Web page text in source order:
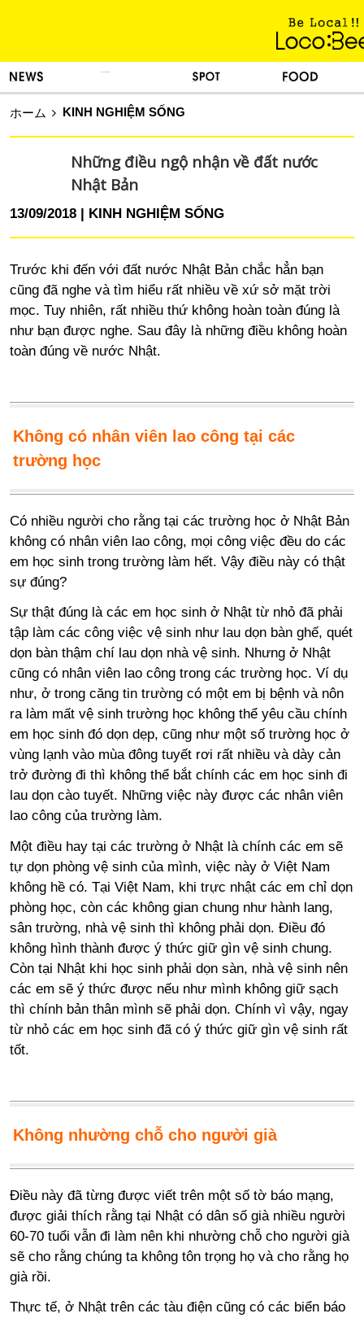
ホーム KINH NGHIỆM SỐNG
Những điều ngộ nhận về đất nước
Nhật Bản
13/09/2018 KINH NGHIỆM SỐNG
Trước khi đến với đất nước Nhật Bản chắc hẳn bạn
cũng đã nghe và tìm hiểu rất nhiều về xứ sở mặt trời
mọc. Tuy nhiên, rất nhiều thứ không hoàn toàn đúng là
như bạn được nghe. Sau đây là những điều không hoàn
toàn đúng về nước Nhật.
Không có nhân viên lao công tại các
trường học
Có nhiều người cho rằng tại các trường học ở Nhật Bản
không có nhân viên lao công, mọi công việc đều do các
em học sinh trong trường làm hết. Vậy điều này có thật
sự đúng?
Sự thật đúng là các em học sinh ở Nhật từ nhỏ đã phải
tập làm các công việc vệ sinh như lau dọn bàn ghế, quét
dọn bàn thậm chí lau dọn nhà vệ sinh. Nhưng ở Nhật
cũng có nhân viên lao công trong các trường học. Ví dụ
như, ở trong căng tin trường có một em bị bệnh và nôn
ra làm mất vệ sinh trường học không thể yêu cầu chính
em học sinh đó dọn dẹp, cũng như một số trường học ở
vùng lạnh vào mùa đông tuyết rơi rất nhiều và dày cản
trở đường đi thì không thể bắt chính các em học sinh đi
lau dọn cào tuyết. Những việc này được các nhân viên
lao công của trường làm.
Một điều hay tại các trường ở Nhật là chính các em sẽ
tự dọn phòng vệ sinh của mình, việc này ở Việt Nam
không hề có. Tại Việt Nam, khi trực nhật các em chỉ dọn
phòng học, còn các không gian chung như hành lang,
sân trường, nhà vệ sinh thì không phải dọn. Điều đó
không hình thành được ý thức giữ gìn vệ sinh chung.
Còn tại Nhật khi học sinh phải dọn sàn, nhà vệ sinh nên
các em sẽ ý thức được nếu như mình không giữ sạch
thì chính bản thân mình sẽ phải dọn. Chính vì vậy, ngay
từ nhỏ các em học sinh đã có ý thức giữ gìn vệ sinh rất
tốt.
Không nhường chỗ cho người già
Điều này đã từng được viết trên một số tờ báo mạng,
được giải thích rằng tại Nhật có dân số già nhiều người
60-70 tuổi vẫn đi làm nên khi nhường chỗ cho người già
sẽ cho rằng chúng ta không tôn trọng họ và cho rằng họ
già rồi.
Thực tế, ở Nhật trên các tàu điện cũng có các biển báo